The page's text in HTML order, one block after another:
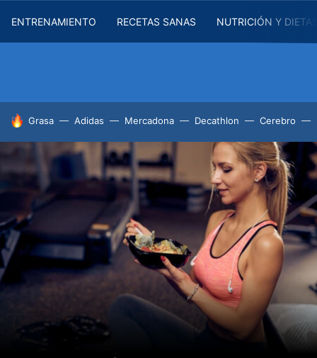
ENTRENAMIENTO RECETAS SANAS NUTRICIÓN Y
HOY SE HABLA DE
Grasa Adidas Mercadona Decathlon Cerebro